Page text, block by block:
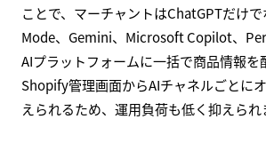
ことで、マーチャントはChatGPTだけ
Mode、Gemini、Microsoft Copilot、
AIプラットフォームに一括で商品情報を
Shopify管理画面からAIチャネルごとに
えられるため、運用負荷も低く抑えられ